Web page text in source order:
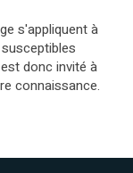
s'appliquent à
donc invité à
connaissance.